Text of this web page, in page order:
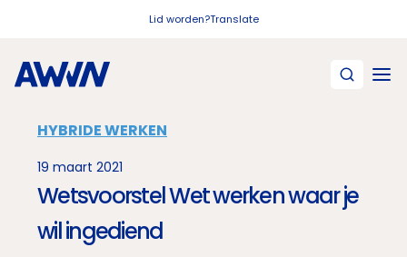
Lid worden?Translate
HYBRIDE WERKEN
19 maart 2021
Wetsvoorstel Wet werken waar je
wil ingediend